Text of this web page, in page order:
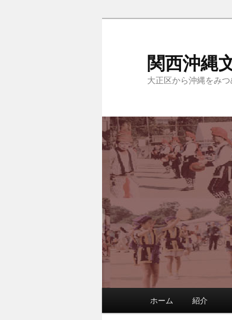
関西沖縄
大正区から沖縄をみ
メインコンテンツ
サブコンテンツへ
ホーム 紹介